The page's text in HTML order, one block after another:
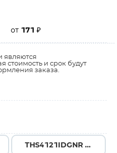
от 171 ₽
являются
стоимость и срок будут
заказа.
THS4121IDGNR →